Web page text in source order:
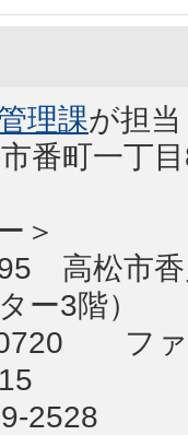
理課が担
番町一丁
＞
高松市香
ー3階）
ファ
2528